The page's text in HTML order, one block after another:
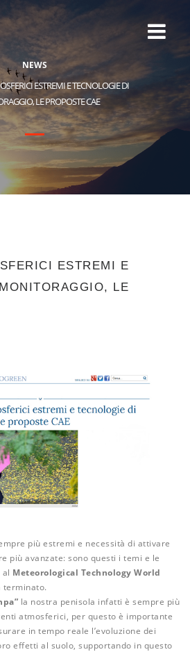
NEWS
ESTREMI E TECNOLOGIE DI
LE PROPOSTE CAE
ESTREMI E
LE
più estremi e necessità di attivare
più avanzate: sono questi i temi e le
al Meteorological Technology World
terminato.
la nostra penisola infatti è sempre più
atmosferici, per questo è importante
in tempo reale l’evoluzione dei
effetti al suolo, supportando in questo